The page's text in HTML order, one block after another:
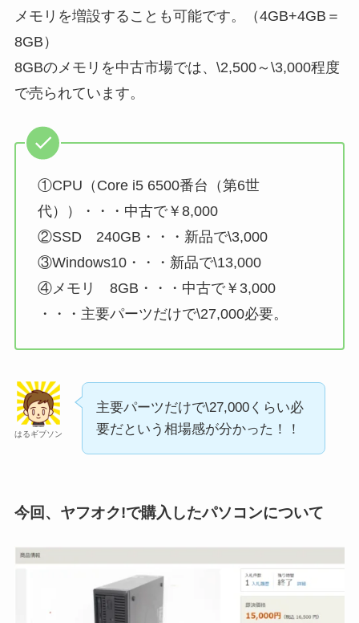
メモリを増設することも可能です。（4GB+4GB＝
8GB）
8GBのメモリを中古市場では、\2,500～\3,000程度
で売られています。
①CPU（Core i5 6500番台（第6世
代））・・・中古で￥8,000
②SSD 240GB・・・新品で\3,000
③Windows10・・・新品で\13,000
④メモリ 8GB・・・中古で￥3,000
・・・主要パーツだけで\27,000必要。
はるギブソン
主要パーツだけで\27,000くらい必
要だという相場感が分かった！！
今回、ヤフオク!で購入したパソコンについて